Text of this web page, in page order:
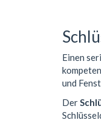
Einen
und
Der